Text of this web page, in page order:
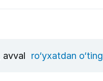
avval ro‘yxatdan o‘ting